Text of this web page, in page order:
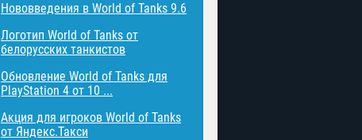
Нововведения в World of Tanks 9.6
Логотип World of Tanks от
белорусских танкистов
Обновление World of Tanks для
PlayStation 4 от 10 ...
Акция для игроков World of Tanks
от Яндекс.Такси